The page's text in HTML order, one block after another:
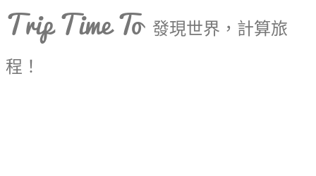
Trip Time To 發現世界，計算旅
程！